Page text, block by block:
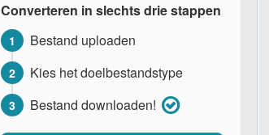
0
9
9
Converteren in slechts drie stappen
1 Bestand uploaden
2 Kies het doelbestandstype
3 Bestand downloaden!